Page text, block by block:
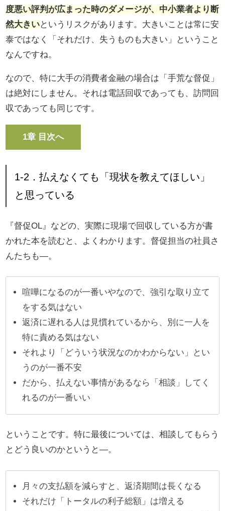
度悪い評判が広まった時のダメージが、中小業者より断
然大きいというリスクがあります。大きいことは常に安
泰ではなく「それだけ、失うものも大きい」ということ
なんですね。
なので、特に大手の消費者金融の場合は「手荒な督促」
は絶対にしません。それは電話回収であっても、訪問回
収であっても同じです。
1章 目次へ
1-2．払えなくても「現状を教えてほしい」
と思っている
『督促OL』などの、実際に現場で回収している方が書
かれた本を読むと、よくわかります。督促担当の社員さ
んたちも―。
喧嘩になるのが一番いやなので、強引な取り立て
をする気はない
返済に遅れる人は見慣れているから、別に一人を
特に責める気はない
それより「どういう状況なのかわからない」とい
うのが一番不安
だから、払えない事情があるなら「相談」してく
れるのが一番いい
ということです。特に最後については、相談してもらう
とどう良いのかというと―。
月々の支払額を減らすと、返済期間は長くなる
それだけ「トータルの利子総額」は増える